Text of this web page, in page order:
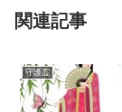
関連記事
守護霊